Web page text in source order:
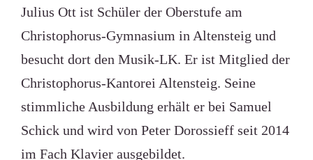
Julius Ott ist Schüler der Oberstufe am
Christophorus-Gymnasium in Altensteig und
besucht dort den Musik-LK. Er ist Mitglied der
Christophorus-Kantorei Altensteig. Seine
stimmliche Ausbildung erhält er bei Samuel
Schick und wird von Peter Dorossieff seit 2014
im Fach Klavier ausgebildet.